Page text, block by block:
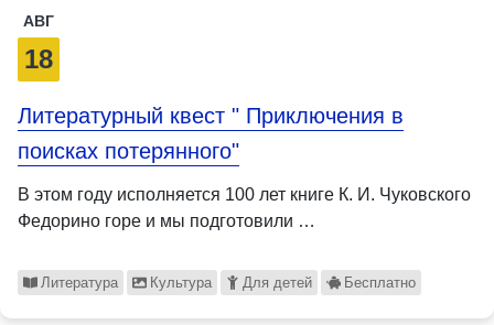
АВГ
18
Литературный квест " Приключения в
поисках потерянного"
В этом году исполняется 100 лет книге К. И. Чуковского
Федорино горе и мы подготовили …
Литература Культура Для детей Бесплатно